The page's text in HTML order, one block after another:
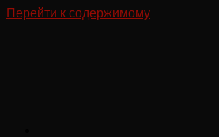
Перейти к содержимому